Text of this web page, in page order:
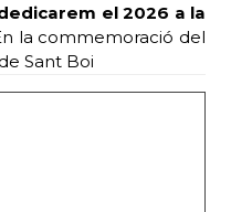
el 2026 a la
la commemoració del
Sant Boi